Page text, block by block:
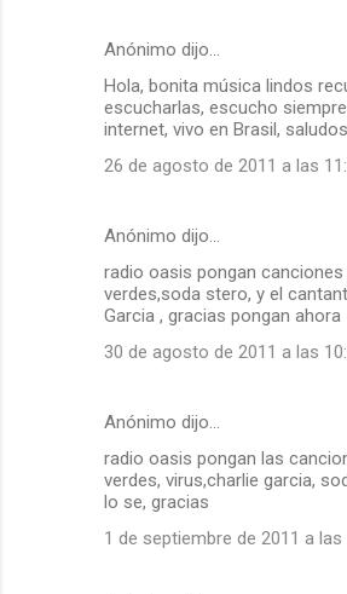
Anónimo dijo…
Hola, bonita música lindos
escucharlas, escucho
internet, vivo en Brasil,
26 de agosto de 2011 a las
Anónimo dijo…
radio oasis pongan
verdes,soda stero, y el
Garcia , gracias pongan ahora
30 de agosto de 2011 a las
Anónimo dijo…
radio oasis pongan las
verdes, virus,charlie garcia,
lo se, gracias
1 de septiembre de 2011 a las